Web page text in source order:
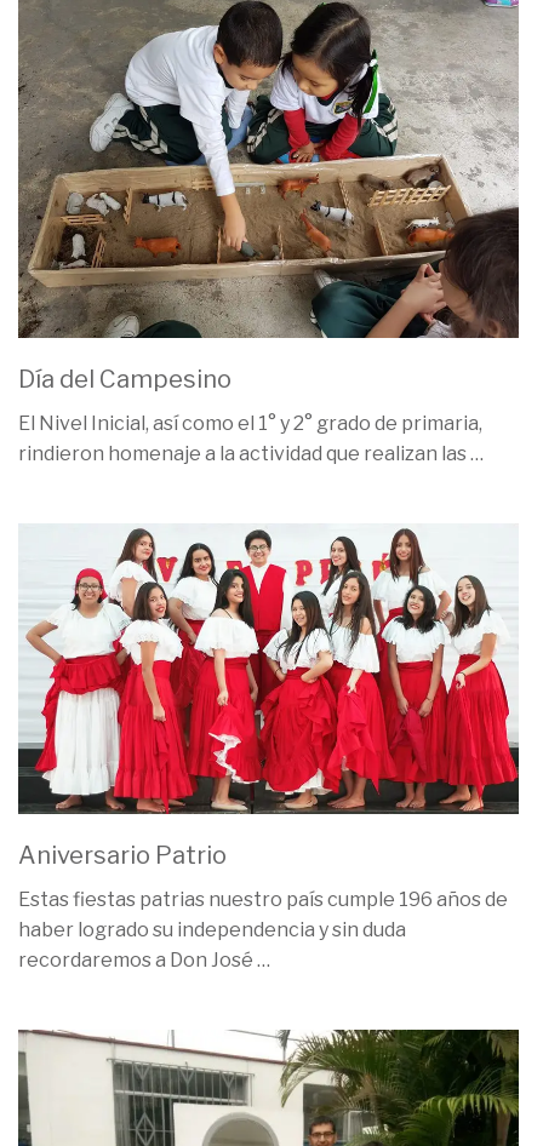
Día del Campesino
El Nivel Inicial, así como el 1° y 2° grado de primaria,
rindieron homenaje a la actividad que realizan las …
Aniversario Patrio
Estas fiestas patrias nuestro país cumple 196 años de
haber logrado su independencia y sin duda
recordaremos a Don José …